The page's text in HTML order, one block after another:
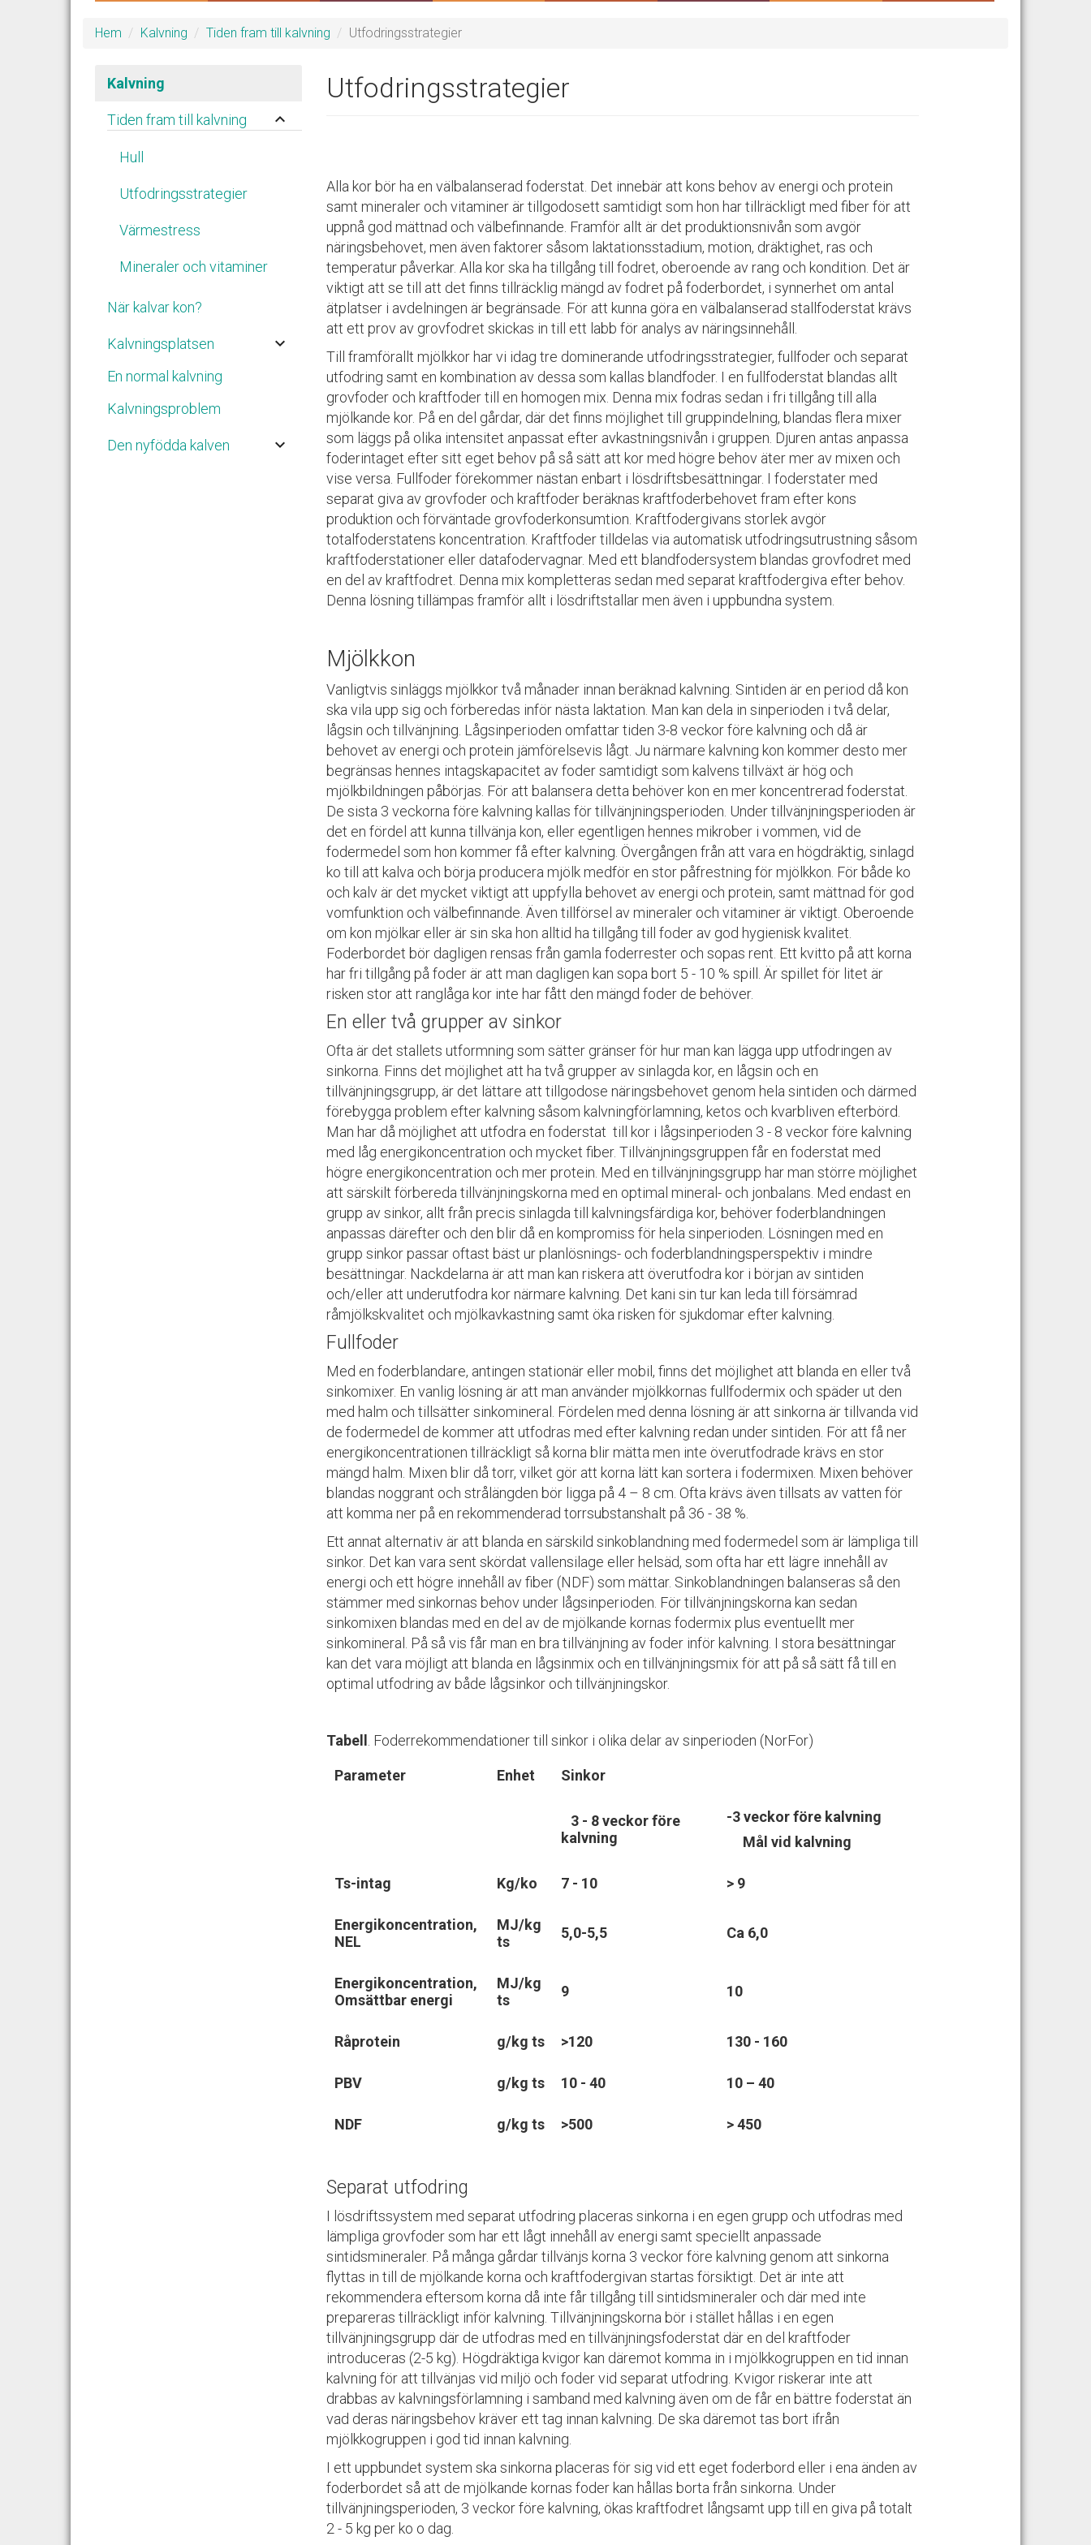
Hem Kalvning Tiden fram till kalvning Utfodringsstrategier
Kalvning
Tiden fram till kalvning keyboard_arrow_up
Hull
Utfodringsstrategier
Värmestress
Mineraler och vitaminer
När kalvar kon?
Kalvningsplatsen keyboard_arrow_down
En normal kalvning
Kalvningsproblem
Den nyfödda kalven keyboard_arrow_down
Utfodringsstrategier
Alla kor bör ha en välbalanserad foderstat. Det innebär att kons behov av energi och protein
samt mineraler och vitaminer är tillgodosett samtidigt som hon har tillräckligt med fiber för att
uppnå god mättnad och välbefinnande. Framför allt är det produktionsnivån som avgör
näringsbehovet, men även faktorer såsom laktationsstadium, motion, dräktighet, ras och
temperatur påverkar. Alla kor ska ha tillgång till fodret, oberoende av rang och kondition. Det är
viktigt att se till att det finns tillräcklig mängd av fodret på foderbordet, i synnerhet om antal
ätplatser i avdelningen är begränsade. För att kunna göra en välbalanserad stallfoderstat krävs
att ett prov av grovfodret skickas in till ett labb för analys av näringsinnehåll.
Till framförallt mjölkkor har vi idag tre dominerande utfodringsstrategier, fullfoder och separat
utfodring samt en kombination av dessa som kallas blandfoder. I en fullfoderstat blandas allt
grovfoder och kraftfoder till en homogen mix. Denna mix fodras sedan i fri tillgång till alla
mjölkande kor. På en del gårdar, där det finns möjlighet till gruppindelning, blandas flera mixer
som läggs på olika intensitet anpassat efter avkastningsnivån i gruppen. Djuren antas anpassa
foderintaget efter sitt eget behov på så sätt att kor med högre behov äter mer av mixen och
vise versa. Fullfoder förekommer nästan enbart i lösdriftsbesättningar. I foderstater med
separat giva av grovfoder och kraftfoder beräknas kraftfoderbehovet fram efter kons
produktion och förväntade grovfoderkonsumtion. Kraftfodergivans storlek avgör
totalfoderstatens koncentration. Kraftfoder tilldelas via automatisk utfodringsutrustning såsom
kraftfoderstationer eller datafodervagnar. Med ett blandfodersystem blandas grovfodret med
en del av kraftfodret. Denna mix kompletteras sedan med separat kraftfodergiva efter behov.
Denna lösning tillämpas framför allt i lösdriftstallar men även i uppbundna system.
Mjölkkon
Vanligtvis sinläggs mjölkkor två månader innan beräknad kalvning. Sintiden är en period då kon
ska vila upp sig och förberedas inför nästa laktation. Man kan dela in sinperioden i två delar,
lågsin och tillvänjning. Lågsinperioden omfattar tiden 3-8 veckor före kalvning och då är
behovet av energi och protein jämförelsevis lågt. Ju närmare kalvning kon kommer desto mer
begränsas hennes intagskapacitet av foder samtidigt som kalvens tillväxt är hög och
mjölkbildningen påbörjas. För att balansera detta behöver kon en mer koncentrerad foderstat.
De sista 3 veckorna före kalvning kallas för tillvänjningsperioden. Under tillvänjningsperioden är
det en fördel att kunna tillvänja kon, eller egentligen hennes mikrober i vommen, vid de
fodermedel som hon kommer få efter kalvning. Övergången från att vara en högdräktig, sinlagd
ko till att kalva och börja producera mjölk medför en stor påfrestning för mjölkkon. För både ko
och kalv är det mycket viktigt att uppfylla behovet av energi och protein, samt mättnad för god
vomfunktion och välbefinnande. Även tillförsel av mineraler och vitaminer är viktigt. Oberoende
om kon mjölkar eller är sin ska hon alltid ha tillgång till foder av god hygienisk kvalitet.
Foderbordet bör dagligen rensas från gamla foderrester och sopas rent. Ett kvitto på att korna
har fri tillgång på foder är att man dagligen kan sopa bort 5 - 10 % spill. Är spillet för litet är
risken stor att ranglåga kor inte har fått den mängd foder de behöver.
En eller två grupper av sinkor
Ofta är det stallets utformning som sätter gränser för hur man kan lägga upp utfodringen av
sinkorna. Finns det möjlighet att ha två grupper av sinlagda kor, en lågsin och en
tillvänjningsgrupp, är det lättare att tillgodose näringsbehovet genom hela sintiden och därmed
förebygga problem efter kalvning såsom kalvningförlamning, ketos och kvarbliven efterbörd.
Man har då möjlighet att utfodra en foderstat till kor i lågsinperioden 3 - 8 veckor före kalvning
med låg energikoncentration och mycket fiber. Tillvänjningsgruppen får en foderstat med
högre energikoncentration och mer protein. Med en tillvänjningsgrupp har man större möjlighet
att särskilt förbereda tillvänjningskorna med en optimal mineral- och jonbalans. Med endast en
grupp av sinkor, allt från precis sinlagda till kalvningsfärdiga kor, behöver foderblandningen
anpassas därefter och den blir då en kompromiss för hela sinperioden. Lösningen med en
grupp sinkor passar oftast bäst ur planlösnings- och foderblandningsperspektiv i mindre
besättningar. Nackdelarna är att man kan riskera att överutfodra kor i början av sintiden
och/eller att underutfodra kor närmare kalvning. Det kani sin tur kan leda till försämrad
råmjölkskvalitet och mjölkavkastning samt öka risken för sjukdomar efter kalvning.
Fullfoder
Med en foderblandare, antingen stationär eller mobil, finns det möjlighet att blanda en eller två
sinkomixer. En vanlig lösning är att man använder mjölkkornas fullfodermix och späder ut den
med halm och tillsätter sinkomineral. Fördelen med denna lösning är att sinkorna är tillvanda vid
de fodermedel de kommer att utfodras med efter kalvning redan under sintiden. För att få ner
energikoncentrationen tillräckligt så korna blir mätta men inte överutfodrade krävs en stor
mängd halm. Mixen blir då torr, vilket gör att korna lätt kan sortera i fodermixen. Mixen behöver
blandas noggrant och strålängden bör ligga på 4 – 8 cm. Ofta krävs även tillsats av vatten för
att komma ner på en rekommenderad torrsubstanshalt på 36 - 38 %.
Ett annat alternativ är att blanda en särskild sinkoblandning med fodermedel som är lämpliga till
sinkor. Det kan vara sent skördat vallensilage eller helsäd, som ofta har ett lägre innehåll av
energi och ett högre innehåll av fiber (NDF) som mättar. Sinkoblandningen balanseras så den
stämmer med sinkornas behov under lågsinperioden. För tillvänjningskorna kan sedan
sinkomixen blandas med en del av de mjölkande kornas fodermix plus eventuellt mer
sinkomineral. På så vis får man en bra tillvänjning av foder inför kalvning. I stora besättningar
kan det vara möjligt att blanda en lågsinmix och en tillvänjningsmix för att på så sätt få till en
optimal utfodring av både lågsinkor och tillvänjningskor.
Tabell . Foderrekommendationer till sinkor i olika delar av sinperioden (NorFor)
Parameter Enhet Sinkor
3 - 8 veckor före
kalvning
-3 veckor före kalvning
Mål vid kalvning
Ts-intag Kg/ko 7 - 10 > 9
Energikoncentration,
NEL
MJ/kg
ts
5,0-5,5 Ca 6,0
Energikoncentration,
Omsättbar energi
MJ/kg
ts
9 10
Råprotein g/kg ts >120 130 - 160
PBV g/kg ts 10 - 40 10 – 40
NDF g/kg ts >500 > 450
Separat utfodring
I lösdriftssystem med separat utfodring placeras sinkorna i en egen grupp och utfodras med
lämpliga grovfoder som har ett lågt innehåll av energi samt speciellt anpassade
sintidsmineraler. På många gårdar tillvänjs korna 3 veckor före kalvning genom att sinkorna
flyttas in till de mjölkande korna och kraftfodergivan startas försiktigt. Det är inte att
rekommendera eftersom korna då inte får tillgång till sintidsmineraler och där med inte
prepareras tillräckligt inför kalvning. Tillvänjningskorna bör i stället hållas i en egen
tillvänjningsgrupp där de utfodras med en tillvänjningsfoderstat där en del kraftfoder
introduceras (2-5 kg). Högdräktiga kvigor kan däremot komma in i mjölkkogruppen en tid innan
kalvning för att tillvänjas vid miljö och foder vid separat utfodring. Kvigor riskerar inte att
drabbas av kalvningsförlamning i samband med kalvning även om de får en bättre foderstat än
vad deras näringsbehov kräver ett tag innan kalvning. De ska däremot tas bort ifrån
mjölkkogruppen i god tid innan kalvning.
I ett uppbundet system ska sinkorna placeras för sig vid ett eget foderbord eller i ena änden av
foderbordet så att de mjölkande kornas foder kan hållas borta från sinkorna. Under
tillvänjningsperioden, 3 veckor före kalvning, ökas kraftfodret långsamt upp till en giva på totalt
2 - 5 kg per ko o dag.